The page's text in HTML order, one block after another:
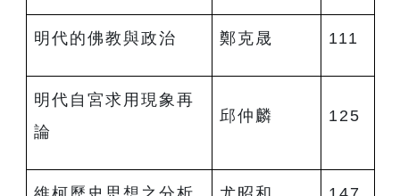
明代的佛教與政治 鄭克晟 111
明代自宮求用現象再
論
邱仲麟 125